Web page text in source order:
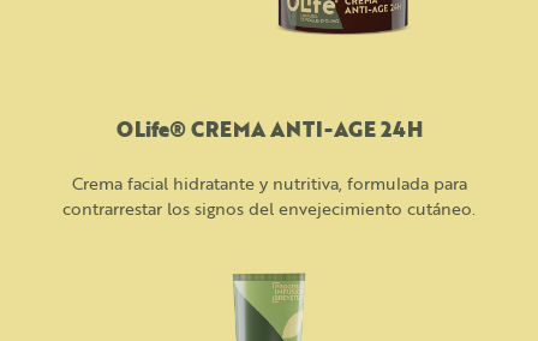
OLife® CREMA ANTI-AGE 24H
Crema facial hidratante y nutritiva, formulada para
contrarrestar los signos del envejecimiento cutáneo.